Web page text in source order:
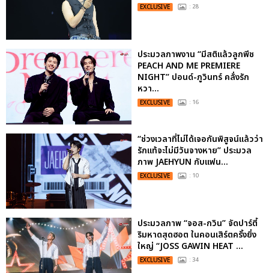
EXCLUSIVE : 28
ประมวลภาพงาน “มีสติแล้วลูกพีช
PEACH AND ME PREMIERE
NIGHT” ปอนด์-ภูวินทร์ คลั่งรัก
หวา...
EXCLUSIVE : 16
“ช่วงเวลาที่ไม่ได้เจอกันพิสูจน์แล้วว่า
รักแท้จะไม่มีวันจางหาย” ประมวล
ภาพ JAEHYUN กับแฟน...
EXCLUSIVE : 10
ประมวลภาพ “จอส-กวิน” จัดปาร์ตี้
ริมหาดสุดฮอต ในคอนเสิร์ตครั้งยิ่ง
ใหญ่ “JOSS GAWIN HEAT ...
EXCLUSIVE : 34